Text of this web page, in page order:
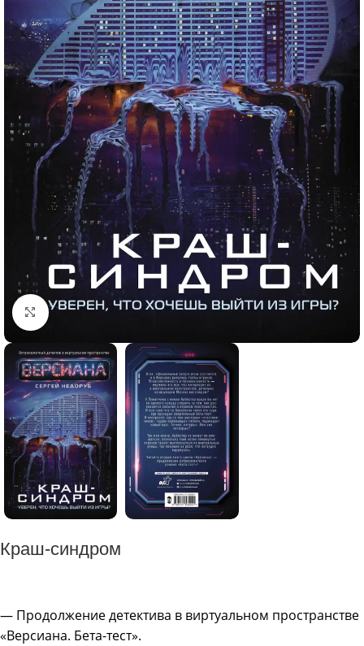
Click to enlarge
Краш-синдром
— Продолжение детектива в виртуальном пространстве
«Версиана. Бета-тест».